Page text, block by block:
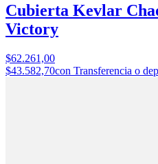
Cubierta Kevlar
Victory
$62.261,00
$43.582,70con Transferencia o